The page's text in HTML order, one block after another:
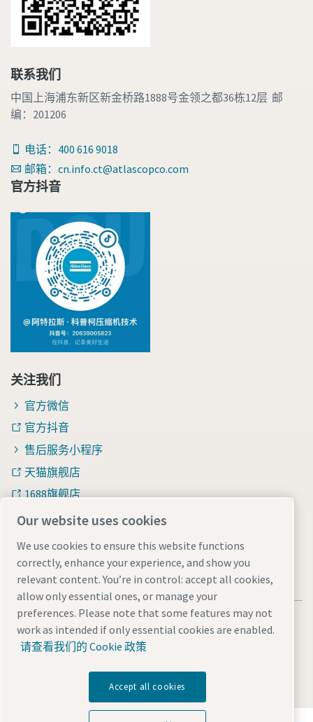
联系我们
中国上海浦东新区新金桥路1888号金领之都36栋12层 邮
编：201206
电话：400 616 9018
邮箱：cn.info.ct@atlascopco.com
官方抖音
关注我们
官方微信
官方抖音
售后服务小程序
天猫旗舰店
1688旗舰店
知乎
法律和隐私声明 Manage cookies 网站地图
沪ICP备15004877号-1沪公网安备 31010602005937号
© 2026 阿特拉斯·科普柯（中国）投资有限公司
Our website uses cookies
We use cookies to ensure this website functions
correctly, enhance your experience, and show you
relevant content. You’re in control: accept all cookies,
allow only essential ones, or manage your
preferences. Please note that some features may not
work as intended if only essential cookies are enabled.
请查看我们的 Cookie 政策
Accept all cookies